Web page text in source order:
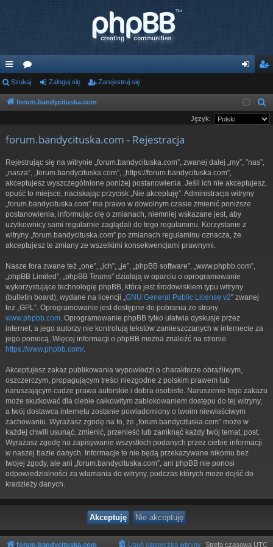
ię
ce
…
or
a og ej
es
Szukaj Zaloguj się Zarejestruj się
forum.bandycituska.com
z
Język:
forum.bandycituska.com - Rejestracja
Rejestrując się na witrynie „forum.bandycituska.com”, zwanej dalej „my”, ”nas”,
„nasza”, „forum.bandycituska.com”, „https://forum.bandycituska.com”,
akceptujesz wyszczególnione poniżej postanowienia. Jeśli ich nie akceptujesz,
opuść to miejsce, naciskając przycisk „Nie akceptuję”. Administracja witryny
„forum.bandycituska.com” ma prawo w dowolnym czasie zmienić poniższe
postanowienia, informując cię o zmianach, niemniej wskazane jest, aby
użytkownicy sami regularnie zaglądali do tego regulaminu. Korzystanie z
witryny „forum.bandycituska.com” po zmianach regulaminu oznacza, że
akceptujesz te zmiany ze wszelkimi konsekwencjami prawnymi.
Nasze fora zwane też „one”, „ich”, „je”, „phpBB software”, „www.phpbb.com”,
„phpBB Limited”, „phpBB Teams” działają w oparciu o oprogramowanie
wykorzystujące technologię phpBB, która jest środowiskiem typu witryny
(bulletin board), wydane na licencji „ GNU General Public License v2” zwanej
też „GPL”. Oprogramowanie jest dostępne do pobrania ze strony
www.phpbb.com . Oprogramowanie phpBB tylko ułatwia dyskusje przez
internet, a jego autorzy nie kontrolują tekstów zamieszczanych w internecie za
jego pomocą. Więcej informacji o phpBB można znaleźć na stronie
https://www.phpbb.com/.
Akceptujesz zakaz publikowania wypowiedzi o charakterze obraźliwym,
oszczerczym, propagującym treści niezgodne z polskim prawem lub
naruszającym cudze prawa autorskie i dobra osobiste. Naruszenie tego zakazu
może skutkować dla ciebie całkowitym zablokowaniem dostępu do tej witryny,
a twój dostawca internetu zostanie powiadomiony o twoim niewłaściwym
zachowaniu. Wyrażasz zgodę na to, że „forum.bandycituska.com” może w
każdej chwili usunąć, zmienić, przenieść lub zamknąć każdy twój temat, post.
Wyrażasz zgodę na zapisywanie wszystkich podanych przez ciebie informacji
w naszej bazie danych. Informacje te nie będą przekazywane nikomu bez
twojej zgody, ale ani „forum.bandycituska.com”, ani phpBB nie ponosi
odpowiedzialności za włamania do witryny, podczas których może dojść do
kradzieży danych.
forum.bandycituska.com Strefa czasowa UTC
Usuń ciasteczka witryny